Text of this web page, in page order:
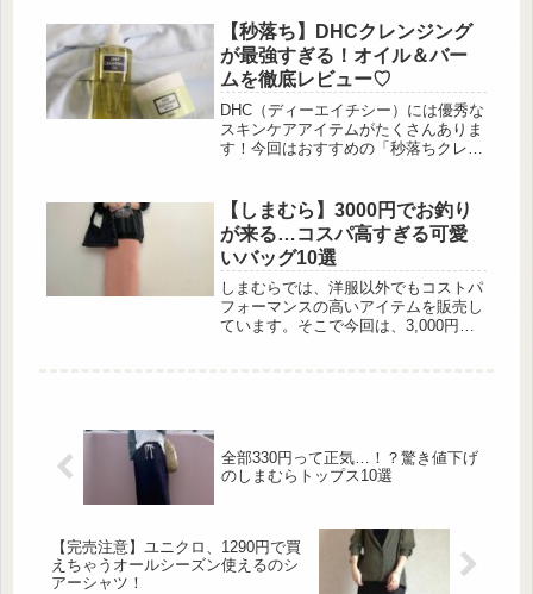
がもっと快適に♪HELLO KITTY ×
BRILMY いつでもササッとお直しでき
る ミラー付きビーズストラップ
BOOK付録：PALE PINK ver.／
BLACK ver. 出典:beautyまとめ
出典:beautyまとめ ...
【秒落ち】DHCクレンジング
が最強すぎる！オイル＆バー
ムを徹底レビュー♡
DHC（ディーエイチシー）には優秀な
スキンケアアイテムがたくさんありま
す！今回はおすすめの「秒落ちクレン
ん、それぞれのクレンジングがどのよ
うな方におすすめなのかについても解
説するので、参考にしてみてくださ
い。DHCの秒落ちクレンジングをお試
し！実際どう？ 出典:beautyまとめ
DHCはコスメや健康食品などを展開し
ている有名ブランド。コスメやスキ...
【しまむら】3000円でお釣り
が来る…コスパ高すぎる可愛
いバッグ10選
しまむらでは、洋服以外でもコストパ
フォーマンスの高いアイテムを販売し
ています。そこで今回は、3,000円で
様ご提供 ファーと合皮素材の異素材
MIXデザインがコーディネートのオシ
全部330円って正気…！？驚き値下げ
のしまむらトップス10選
【完売注意】ユニクロ、1290円で買
えちゃうオールシーズン使えるのシ
アーシャツ！